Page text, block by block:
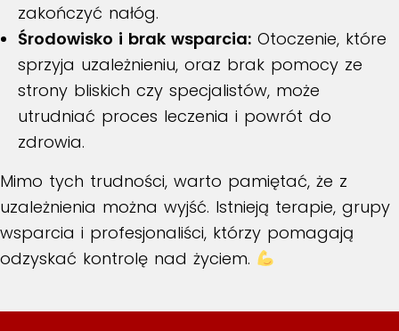
zakończyć nałóg.
Środowisko i brak wsparcia: Otoczenie, które
sprzyja uzależnieniu, oraz brak pomocy ze
strony bliskich czy specjalistów, może
utrudniać proces leczenia i powrót do
zdrowia.
Mimo tych trudności, warto pamiętać, że z
uzależnienia można wyjść. Istnieją terapie, grupy
wsparcia i profesjonaliści, którzy pomagają
odzyskać kontrolę nad życiem.